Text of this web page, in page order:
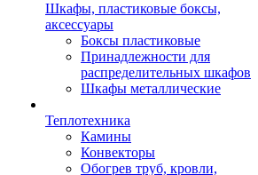
Шкафы, пластиковые боксы,
аксессуары
Боксы пластиковые
Принадлежности для
распределительных шкафов
Шкафы металлические
Теплотехника
Камины
Конвекторы
Обогрев труб, кровли,